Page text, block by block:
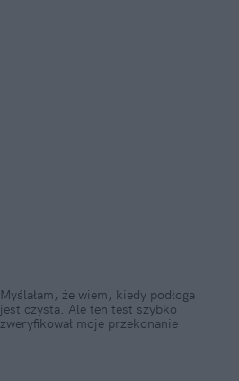
Myślałam, że wiem, kiedy podłoga
jest czysta. Ale ten test szybko
zweryfikował moje przekonanie